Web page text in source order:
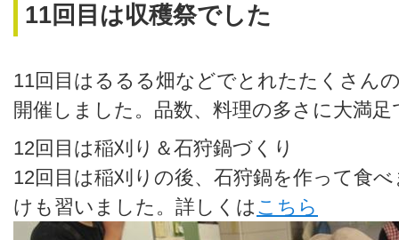
11回目は収穫祭でした
11回目はるるる畑などでとれたたくさん
開催しました。品数、料理の多さに大満
12回目は稲刈り＆石狩鍋づくり
12回目は稲刈りの後、石狩鍋を作って食
けも習いました。詳しくは こちら